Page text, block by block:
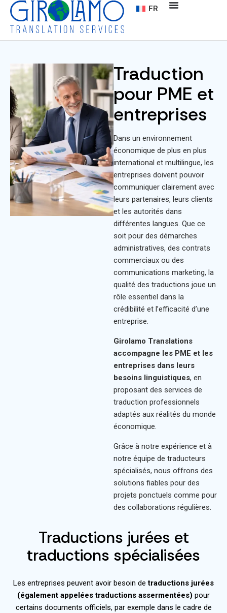
FR
Traduction
pour PME et
entreprises
Dans un environnement
économique de plus en plus
international et multilingue, les
entreprises doivent pouvoir
communiquer clairement avec
leurs partenaires, leurs clients
et les autorités dans
différentes langues. Que ce
soit pour des démarches
administratives, des contrats
commerciaux ou des
communications marketing, la
qualité des traductions joue un
rôle essentiel dans la
crédibilité et l’efficacité d’une
entreprise.
Girolamo Translations
accompagne les PME et les
entreprises dans leurs
besoins linguistiques, en
proposant des services de
traduction professionnels
adaptés aux réalités du monde
économique.
Grâce à notre expérience et à
notre équipe de traducteurs
spécialisés, nous offrons des
solutions fiables pour des
projets ponctuels comme pour
des collaborations régulières.
Traductions jurées et
traductions spécialisées
Les entreprises peuvent avoir besoin detraductions jurées
(également appelées traductions assermentées) pour
certains documents officiels, par exemple dans le cadre de